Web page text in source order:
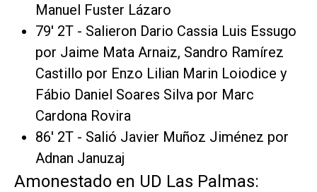
Manuel Fuster Lázaro
79' 2T - Salieron Dario Cassia Luis Essugo
por Jaime Mata Arnaiz, Sandro Ramírez
Castillo por Enzo Lilian Marin Loiodice y
Fábio Daniel Soares Silva por Marc
Cardona Rovira
86' 2T - Salió Javier Muñoz Jiménez por
Adnan Januzaj
Amonestado en UD Las Palmas: